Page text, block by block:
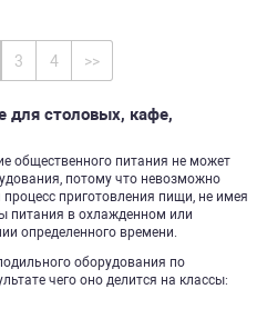
3 4 >>
для столовых, кафе,
общественного питания не может
потому что невозможно
приготовления пищи, не имея
питания в охлажденном или
определенного времени.
оборудования по
чего оно делится на классы: